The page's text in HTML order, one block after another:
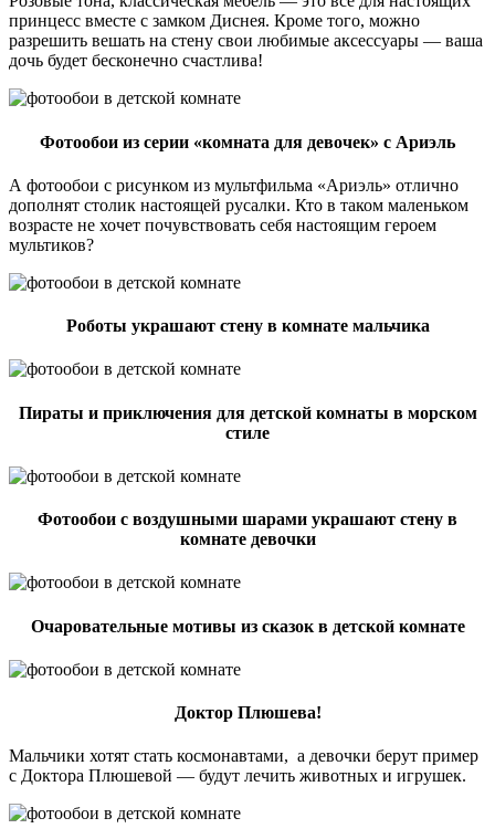
принцесс вместе с замком Диснея. Кроме того, можно
разрешить вешать на стену свои любимые аксессуары — ваша
дочь будет бесконечно счастлива!
Фотообои из серии «комната для девочек» с Ариэль
А фотообои с рисунком из мультфильма «Ариэль» отлично
дополнят столик настоящей русалки. Кто в таком маленьком
возрасте не хочет почувствовать себя настоящим героем
мультиков?
Роботы украшают стену в комнате мальчика
Пираты и приключения для детской комнаты в морском
стиле
Фотообои с воздушными шарами украшают стену в
комнате девочки
Очаровательные мотивы из сказок в детской комнате
Доктор Плюшева!
Мальчики хотят стать космонавтами, а девочки берут пример
с Доктора Плюшевой — будут лечить животных и игрушек.